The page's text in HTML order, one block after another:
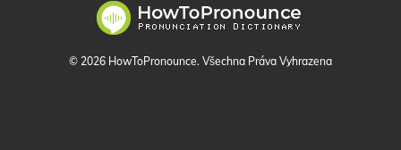
© 2026 HowToPronounce. Všechna Práva Vyhrazena